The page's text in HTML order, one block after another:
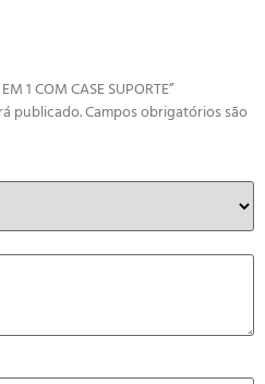
1 COM CASE SUPORTE”
publicado.Campos obrigatórios são